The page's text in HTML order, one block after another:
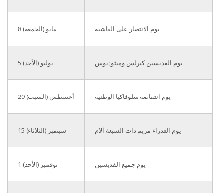
8 مايو (الجمعة) يوم الانتصار على الفاشية
5 يوليو (الأحد) يوم القديسين كيرلس وميثوديوس
29 أغسطس (السبت) يوم انتفاضة سلوفاكيا الوطنية
15 سبتمبر (الثلاثاء) يوم العذراء مريم ذات السبعة آلام
1 نوفمبر (الأحد) يوم جميع القديسين